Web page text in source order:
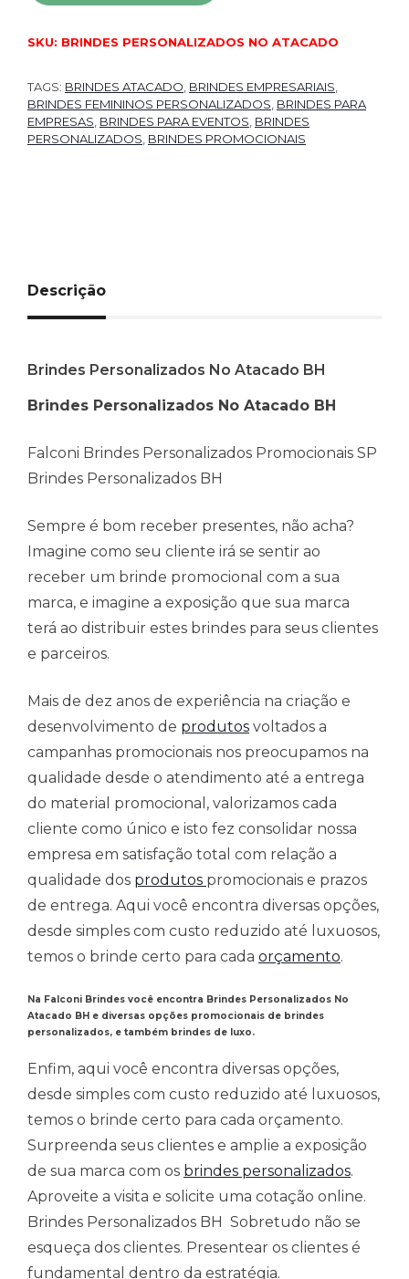
SKU: BRINDES PERSONALIZADOS NO ATACADO
TAGS: BRINDES ATACADO, BRINDES EMPRESARIAIS,
BRINDES FEMININOS PERSONALIZADOS, BRINDES PARA
EMPRESAS, BRINDES PARA EVENTOS, BRINDES
PERSONALIZADOS, BRINDES PROMOCIONAIS
Descrição
Brindes Personalizados No Atacado BH
Brindes Personalizados No Atacado BH
Falconi Brindes Personalizados Promocionais SP
Brindes Personalizados BH
Sempre é bom receber presentes, não acha?
Imagine como seu cliente irá se sentir ao
receber um brinde promocional com a sua
marca, e imagine a exposição que sua marca
terá ao distribuir estes brindes para seus clientes
e parceiros.
Mais de dez anos de experiência na criação e
desenvolvimento de produtos voltados a
campanhas promocionais nos preocupamos na
qualidade desde o atendimento até a entrega
do material promocional, valorizamos cada
cliente como único e isto fez consolidar nossa
empresa em satisfação total com relação a
qualidade dos produtos promocionais e prazos
de entrega. Aqui você encontra diversas opções,
desde simples com custo reduzido até luxuosos,
temos o brinde certo para cada orçamento.
Na Falconi Brindes você encontra Brindes Personalizados No
Atacado BH e diversas opções promocionais de brindes
personalizados, e também brindes de luxo.
Enfim, aqui você encontra diversas opções,
desde simples com custo reduzido até luxuosos,
temos o brinde certo para cada orçamento.
Surpreenda seus clientes e amplie a exposição
de sua marca com os brindes personalizados.
Aproveite a visita e solicite uma cotação online.
Brindes Personalizados BH Sobretudo não se
esqueça dos clientes. Presentear os clientes é
fundamental dentro da estratégia.